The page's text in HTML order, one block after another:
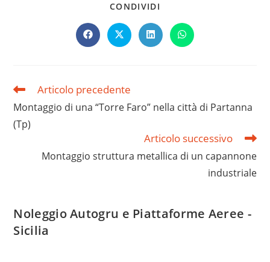
CONDIVIDI
Articolo precedente
Montaggio di una “Torre Faro” nella città di Partanna
(Tp)
Articolo successivo
Montaggio struttura metallica di un capannone
industriale
Noleggio Autogru e Piattaforme Aeree -
Sicilia